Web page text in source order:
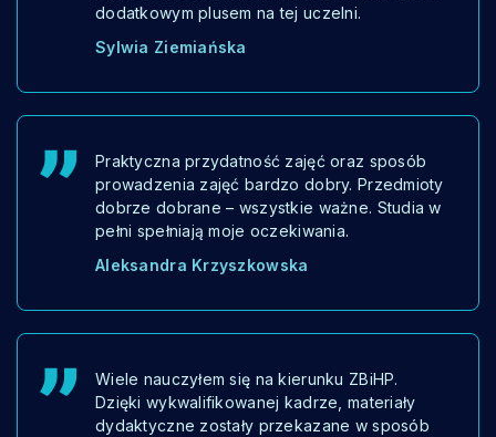
dodatkowym plusem na tej uczelni.
Sylwia Ziemiańska
Praktyczna przydatność zajęć oraz sposób
prowadzenia zajęć bardzo dobry. Przedmioty
dobrze dobrane – wszystkie ważne. Studia w
pełni spełniają moje oczekiwania.
Aleksandra Krzyszkowska
Wiele nauczyłem się na kierunku ZBiHP.
Dzięki wykwalifikowanej kadrze, materiały
dydaktyczne zostały przekazane w sposób